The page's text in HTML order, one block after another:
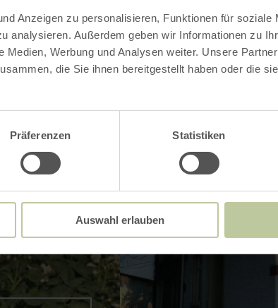
Anzeigen zu personalisieren, Funktionen für soziale
analysieren. Außerdem geben wir Informationen zu
Medien, Werbung und Analysen weiter. Unsere
die Sie ihnen bereitgestellt haben oder die
Präferenzen Statistiken
Auswahl erlauben